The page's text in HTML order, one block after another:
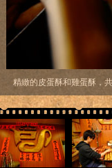
精緻的皮蛋酥和雞蛋酥，